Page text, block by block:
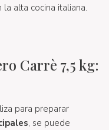
alta cocina italiana.
Carrè 7,5 kg:
para preparar
, se puede